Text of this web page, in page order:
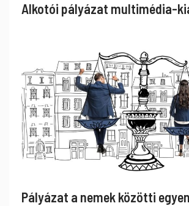
Alkotói pályázat multimédia-
Pályázat a nemek közötti